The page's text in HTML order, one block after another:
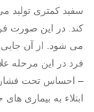
سفید کمتری تولید
کند. در این صورت
می شود. از آن
فرد در این مرحله
– احساس تحت
ابتلاء به بیماری